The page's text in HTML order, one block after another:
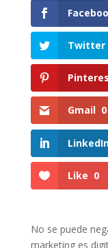
Twitter
Gmail 0
Like 0
No se puede
marketing es